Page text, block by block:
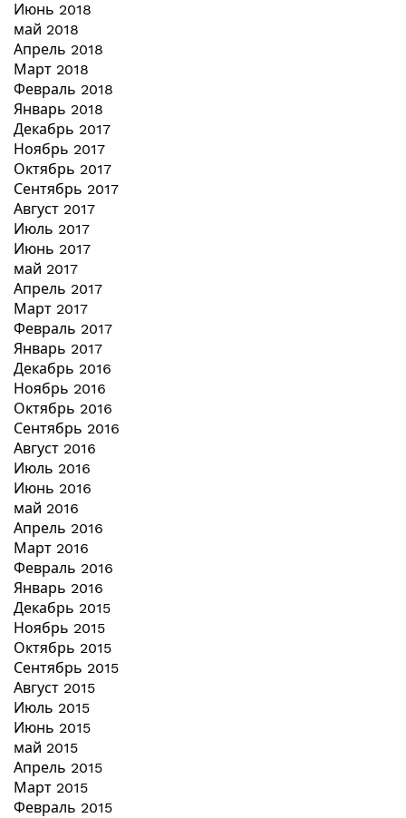
Июнь 2018
май 2018
Апрель 2018
Март 2018
Февраль 2018
Январь 2018
Декабрь 2017
Ноябрь 2017
Октябрь 2017
Сентябрь 2017
Август 2017
Июль 2017
Июнь 2017
май 2017
Апрель 2017
Март 2017
Февраль 2017
Январь 2017
Декабрь 2016
Ноябрь 2016
Октябрь 2016
Сентябрь 2016
Август 2016
Июль 2016
Июнь 2016
май 2016
Апрель 2016
Март 2016
Февраль 2016
Январь 2016
Декабрь 2015
Ноябрь 2015
Октябрь 2015
Сентябрь 2015
Август 2015
Июль 2015
Июнь 2015
май 2015
Апрель 2015
Март 2015
Февраль 2015